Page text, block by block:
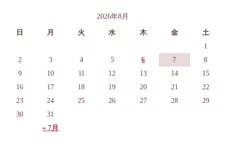
2026年8月
日 月 火 水 木 金 土
« 7月
1
2
3 4 5 6 7
8
9
10 11 12 13 14
15
16
17 18 19 20 21
22
23
24 25 26 27 28
29
30
31